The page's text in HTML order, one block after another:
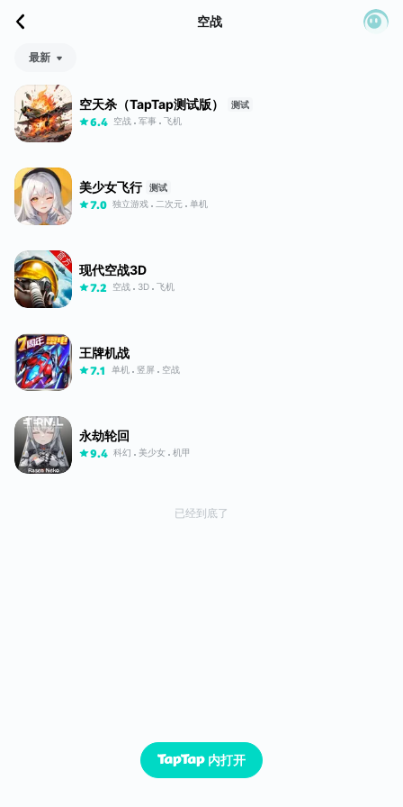
空战
最新
空天杀（TapTap测试版） 测试
6.4 空战 军事 飞机
美少女飞行 测试
7.0 独立游戏 二次元 单机
现代空战3D
7.2 空战 3D 飞机
王牌机战
7.1 单机 竖屏 空战
永劫轮回
9.4 科幻 美少女 机甲
已经到底了
内打开